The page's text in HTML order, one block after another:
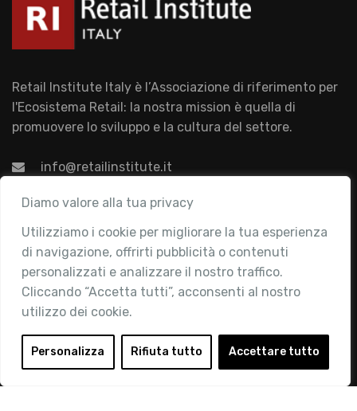
Diamo valore alla tua privacy
Utilizziamo i cookie per migliorare la tua esperienza
di navigazione, offrirti pubblicità o contenuti
personalizzati e analizzare il nostro traffico.
Cliccando “Accetta tutti”, acconsenti al nostro
utilizzo dei cookie.
Personalizza Rifiuta tutto Accettare tutto
Retail Institute Italy è l’Associazione di riferimento per
l'Ecosistema Retail: la nostra mission è quella di
promuovere lo sviluppo e la cultura del settore.
info@retailinstitute.it
Associazione
Chi siamo
Attività
Contatti
Area Riservata
Login
Diventa Socio